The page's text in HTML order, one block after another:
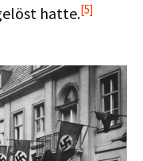
hatte.[5]